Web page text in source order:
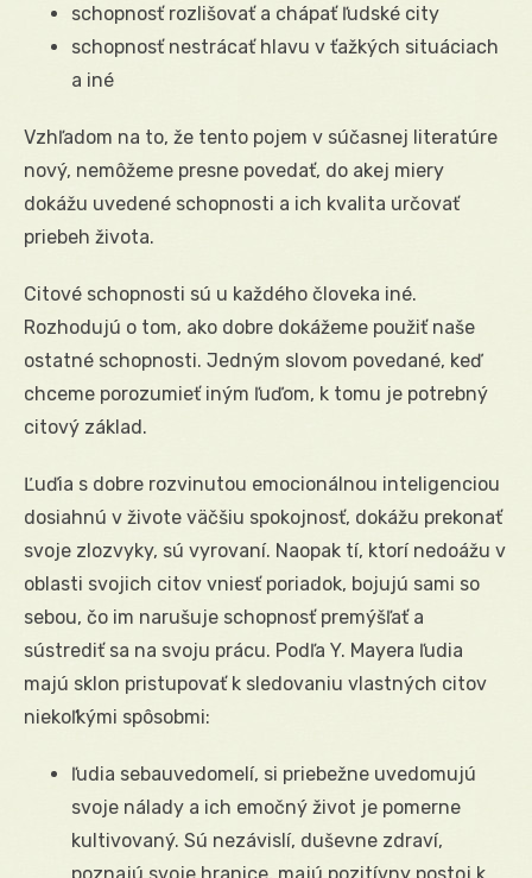
schopnosť rozlišovať a chápať ľudské city
schopnosť nestrácať hlavu v ťažkých situáciach
a iné
Vzhľadom na to, že tento pojem v súčasnej literatúre
nový, nemôžeme presne povedať, do akej miery
dokážu uvedené schopnosti a ich kvalita určovať
priebeh života.
Citové schopnosti sú u každého človeka iné.
Rozhodujú o tom, ako dobre dokážeme použiť naše
ostatné schopnosti. Jedným slovom povedané, keď
chceme porozumieť iným ľuďom, k tomu je potrebný
citový základ.
Ľuďia s dobre rozvinutou emocionálnou inteligenciou
dosiahnú v živote väčšiu spokojnosť, dokážu prekonať
svoje zlozvyky, sú vyrovaní. Naopak tí, ktorí nedoážu v
oblasti svojich citov vniesť poriadok, bojujú sami so
sebou, čo im narušuje schopnosť premýšľať a
sústrediť sa na svoju prácu. Podľa Y. Mayera ľudia
majú sklon pristupovať k sledovaniu vlastných citov
niekoľkými spôsobmi:
ľudia sebauvedomelí, si priebežne uvedomujú
svoje nálady a ich emočný život je pomerne
kultivovaný. Sú nezávislí, duševne zdraví,
poznajú svoje hranice, majú pozitívny postoj k